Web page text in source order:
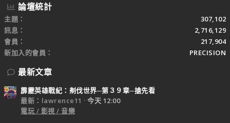
論壇統計
主題
307,102
訊息
2,716,129
會員
217,904
新加入的會員
PRECISION
最新文章
霹靂英雄戰紀：刜伐世界─第３９章─搶先看
最新：lawrence11
今天 12:00
電玩 / 影視 / 音樂